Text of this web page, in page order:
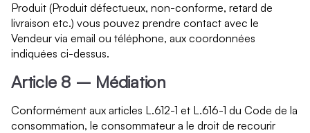
Produit (Produit défectueux, non-conforme, retard de
livraison etc.) vous pouvez prendre contact avec le
Vendeur via email ou téléphone, aux coordonnées
indiquées ci-dessus.
Article 8 – Médiation
Conformément aux articles L.612-1 et L.616-1 du Code de la
consommation, le consommateur a le droit de recourir